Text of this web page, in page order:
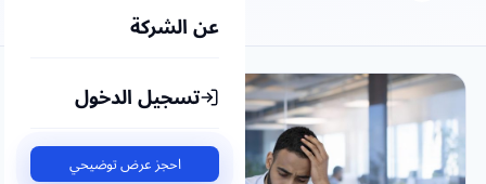
عن الشركة
تسجيل الدخول
احجز عرض توضيحي